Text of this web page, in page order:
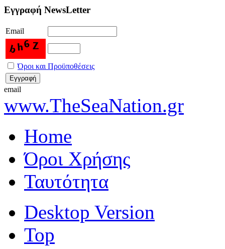
Εγγραφή NewsLetter
Email
Όροι και Προϋποθέσεις
email
www.TheSeaNation.gr
Home
Όροι Χρήσης
Ταυτότητα
Desktop Version
Top